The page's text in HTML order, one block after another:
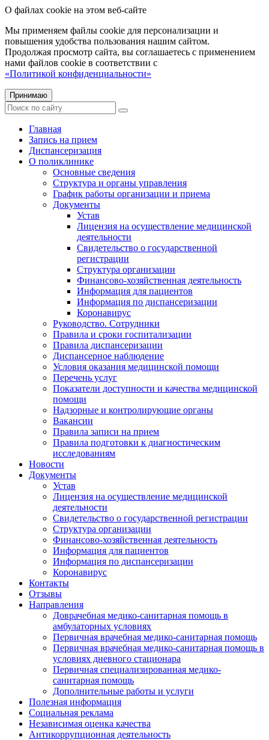
О файлах cookie на этом веб-сайте
Мы применяем файлы cookie для персонализации и
повышения удобства пользования нашим сайтом.
Продолжая просмотр сайта, вы соглашаетесь с применением
нами файлов cookie в соответствии с
«Политикой конфиденциальности»
Принимаю
Главная
Запись на прием
Диспансеризация
О поликлинике
Основные сведения
Структура и органы управления
График работы организации и приема
Документы
Устав
Лицензия на осуществление медицинской
деятельности
Свидетельство о государственной
регистрации
Структура организации
Финансово-хозяйственная деятельность
Информация для пациентов
Информация по диспансеризации
Коронавирус
Руководство. Сотрудники
Правила и сроки госпитализации
Правила диспансеризации
Диспансерное наблюдение
Условия оказания медицинской помощи
Перечень услуг
Показатели доступности и качества медицинской
помощи
Надзорные и контролирующие органы
Вакансии
Правила записи на прием
Правила подготовки к диагностическим
исследованиям
Новости
Документы
Устав
Лицензия на осуществление медицинской
деятельности
Свидетельство о государственной регистрации
Структура организации
Финансово-хозяйственная деятельность
Информация для пациентов
Информация по диспансеризации
Коронавирус
Контакты
Отзывы
Направления
Доврачебная медико-санитарная помощь в
амбулаторных условиях
Первичная врачебная медико-санитарная помощь
Первичная врачебная медико-санитарная помощь в
условиях дневного стационара
Первичная специализированная медико-
санитарная помощь
Дополнительные работы и услуги
Полезная информация
Социальная реклама
Независимая оценка качества
Антикоррупционная деятельность